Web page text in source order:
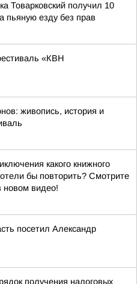
Товарковский получил 10
пьяную езду без прав
«КВН
живопись, история и
какого книжного
бы повторить? Смотрите
новом видео!
посетил Александр
получения налоговых